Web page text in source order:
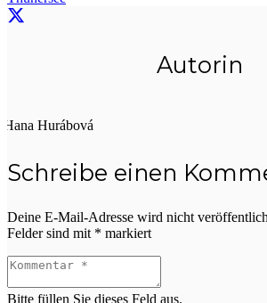
Autorin
Hana Hurábová
Schreibe einen
Deine E-Mail-Adresse wird nicht
Felder sind mit * markiert
Bitte füllen Sie dieses Feld aus.